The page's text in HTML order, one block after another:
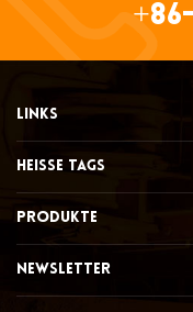
LINKS
HEISSE TAGS
PRODUKTE
NEWSLETTER